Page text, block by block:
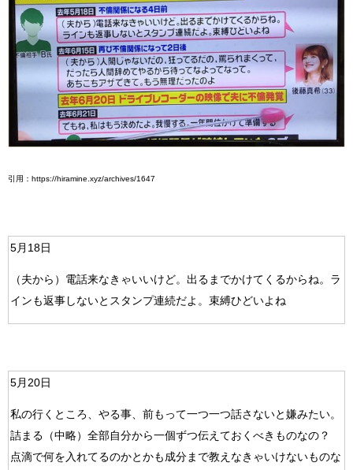
引用：https://hiramine.xyz/archives/1647
5月18日
（夫から）電話来なきゃいいけど。出るまでかけてくるからね。ラ
インも返事しないとスタンプ連続だよ。束縛ひどいよね
5月20日
私の行くところ、やる事、前もって一つ一つ話さないと嫌みたい。
詰まる（中略）全部自分から一個ずつ伝えておくべきものなの？
点滴で何を入れてるのかとかも成分まで教えなきゃいけないものな